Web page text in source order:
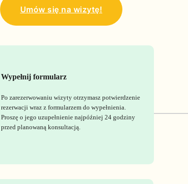
Umów się na wizytę!
Wypełnij formularz
Po zarezerwowaniu wizyty otrzymasz potwierdzenie
rezerwacji wraz z formularzem do wypełnienia.
Proszę o jego uzupełnienie najpóźniej 24 godziny
przed planowaną konsultacją.